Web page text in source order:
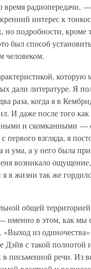
время радиопередачи,
интерес к
но подробности, кроме
был способ
человеком.
дали литературе. Я
раза, когда я в
И даже после того
и скомканными
взгляда, я
ума, а у него была
возникало ощущение,
в жизни так же
общей
именно в этом, как мы
«Выход из
Дэйв с такой
в письменной речи. Из